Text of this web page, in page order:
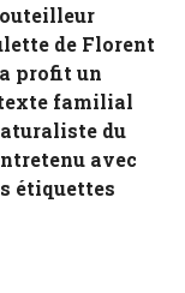
de Florent
profit un
familial
du
avec
étiquettes